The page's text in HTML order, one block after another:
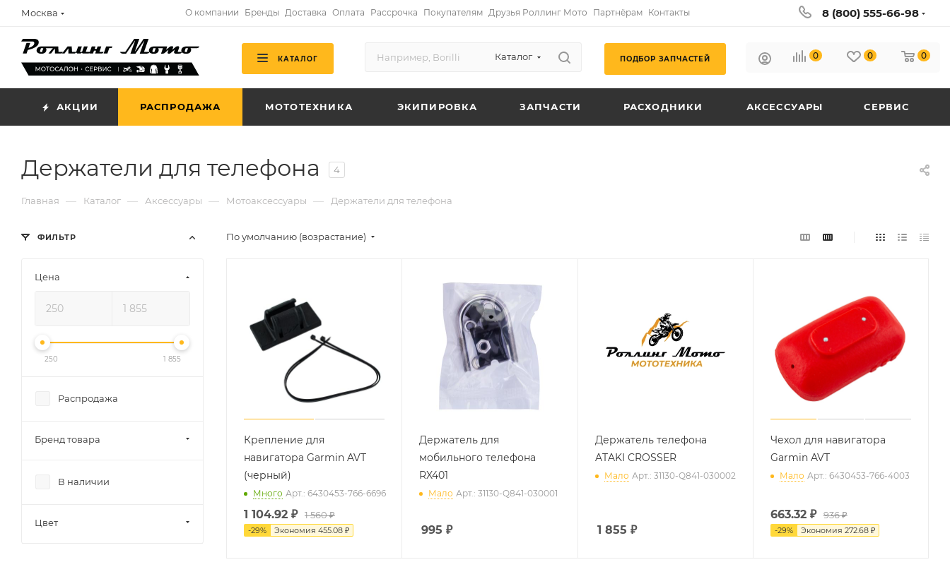
Москва О компании Бренды Доставка Оплата Рассрочка Покупателям Друзья Роллинг Мото Партнёрам Контакты 8 (800) 555-66-98
КАТАЛОГ Каталог ПОДБОР ЗАПЧАСТЕЙ 0 0 0
АКЦИИ РАСПРОДАЖА МОТОТЕХНИКА ЭКИПИРОВКА ЗАПЧАСТИ РАСХОДНИКИ АКСЕССУАРЫ СЕРВИС
Держатели для телефона 4
Главная — Каталог — Аксессуары — Мотоаксессуары — Держатели для телефона
По умолчанию (возрастание)
Крепление для
навигатора Garmin AVT
(черный)
Много Арт.: 6430453-766-6696
1 104.92 ₽ 1 560 ₽
-29% Экономия 455.08 ₽
Держатель для
мобильного телефона
RX401
Мало Арт.: 31130-Q841-030001
995 ₽
Держатель телефона
ATAKI CROSSER
Мало Арт.: 31130-Q841-030002
1 855 ₽
Чехол для навигатора
Garmin AVT
Мало Арт.: 6430453-766-4003
663.32₽ 936 ₽
-29% Экономия 272.68 ₽
ФИЛЬТР
Цена
250 1 855
Распродажа
Бренд товара
В наличии
Цвет